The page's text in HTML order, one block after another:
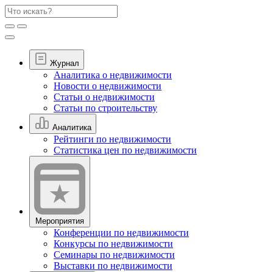
Журнал
Аналитика о недвижимости
Новости о недвижимости
Статьи о недвижимости
Статьи по строительству
Аналитика
Рейтинги по недвижимости
Статистика цен по недвижимости
Мероприятия
Конференции по недвижимости
Конкурсы по недвижимости
Семинары по недвижимости
Выставки по недвижимости